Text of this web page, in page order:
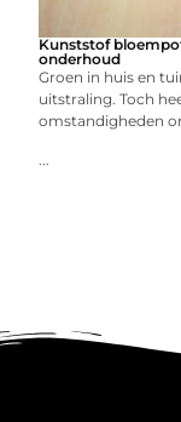
Kunststof
onderhoud
Groen in huis en
uitstraling. Toch
omstandigheden
...